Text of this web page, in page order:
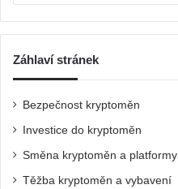
Záhlaví stránek
Bezpečnost kryptoměn
Investice do kryptoměn
Směna kryptoměn a platformy
Těžba kryptoměn a vybavení